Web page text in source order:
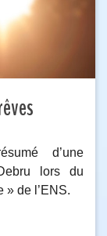
d’une
lors du
de l’ENS.